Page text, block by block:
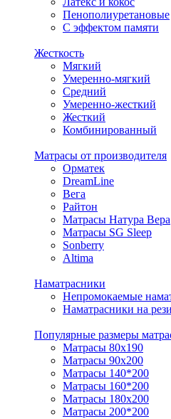
Пенополиуретановые
С эффектом памяти
Жесткость
Мягкий
Умеренно-мягкий
Средний
Умеренно-жесткий
Жесткий
Комбинированный
Матрасы от производителя
Орматек
DreamLine
Вега
Райтон
Матрасы Натура Вера
Матрасы SG Sleep
Sonberry
Altima
Наматрасники
Непромокаемые
Наматрасники на
Популярные размеры
Матрасы 80x190
Матрасы 90x200
Матрасы 140*200
Матрасы 160*200
Матрасы 180x200
Матрасы 200*200